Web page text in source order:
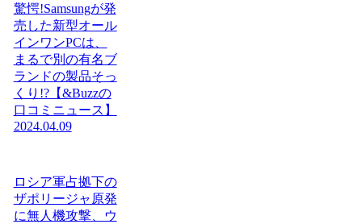
驚愕!Samsungが発
売した新型オール
インワンPCは、
まるで別の有名ブ
ランドの製品そっ
くり!?【&Buzzの
口コミニュース】
2024.04.09
ロシア軍占拠下の
ザポリージャ原発
に無人機攻撃、ウ